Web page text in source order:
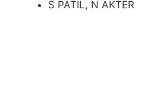
S PATIL, N AKTER